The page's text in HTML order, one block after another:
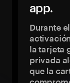
app.
Durante
la tarjeta
privada
que la